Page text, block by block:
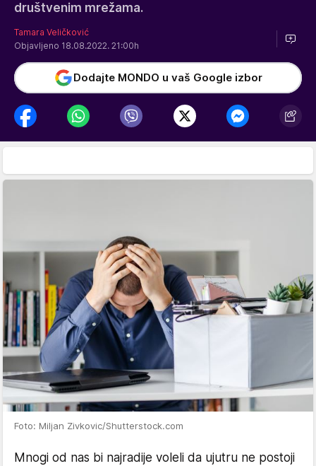
društvenim mrežama.
Tamara Veličković
Objavljeno 18.08.2022. 21:00h
Dodajte MONDO u vaš Google izbor
Foto: Miljan Zivkovic/Shutterstock.com
Mnogi od nas bi najradije voleli da ujutru ne postoji